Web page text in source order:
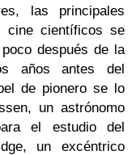
las principales
cine científicos se
después de la
años antes del
de pionero se lo
un astrónomo
el estudio del
un excéntrico